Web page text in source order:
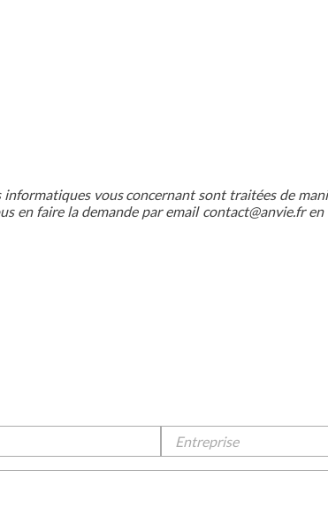
vous concernant sont traitées de
en faire la demande par email contact@anvie.fr